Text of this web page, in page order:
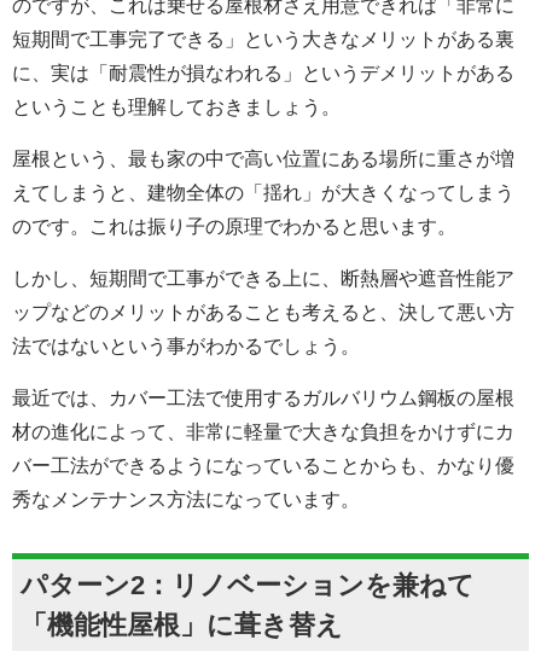
のですが、これは乗せる屋根材さえ用意できれば「非常に
短期間で工事完了できる」という大きなメリットがある裏
に、実は「耐震性が損なわれる」というデメリットがある
ということも理解しておきましょう。
屋根という、最も家の中で高い位置にある場所に重さが増
えてしまうと、建物全体の「揺れ」が大きくなってしまう
のです。これは振り子の原理でわかると思います。
しかし、短期間で工事ができる上に、断熱層や遮音性能ア
ップなどのメリットがあることも考えると、決して悪い方
法ではないという事がわかるでしょう。
最近では、カバー工法で使用するガルバリウム鋼板の屋根
材の進化によって、非常に軽量で大きな負担をかけずにカ
バー工法ができるようになっていることからも、かなり優
秀なメンテナンス方法になっています。
パターン2：リノベーションを兼ねて
「機能性屋根」に葺き替え